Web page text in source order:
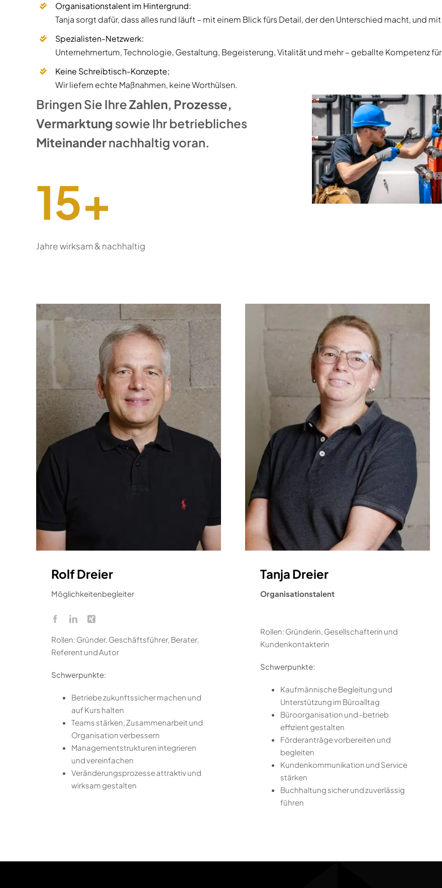
Organisationstalent im Hintergrund:
Tanja sorgt dafür, dass alles rund läuft – mit einem Blick fürs Detail, der den Unterschied macht, und
Spezialisten-Netzwerk:
Unternehmertum, Technologie, Gestaltung, Begeisterung, Vitalität und mehr – geballte Kompetenz
Keine Schreibtisch-Konzepte;
Wir liefern echte Maßnahmen, keine Worthülsen.
Bringen Sie IhreZahlen, Prozesse,
Vermarktung sowie Ihr betriebliches
Miteinandernachhaltig voran.
15+
Jahre wirksam & nachhaltig
Rolf Dreier
Möglichkeitenbegleiter
Rollen: Gründer, Geschäftsführer, Berater,
Referent und Autor
Schwerpunkte:
Betriebe zukunftssicher machen und
auf Kurs halten
Teams stärken, Zusammenarbeit und
Organisation verbessern
Managementstrukturen integrieren
und vereinfachen
Veränderungsprozesse attraktiv und
wirksam gestalten
Tanja Dreier
Organisationstalent
Rollen: Gründerin, Gesellschafterin und
Kundenkontakterin
Schwerpunkte:
Kaufmännische Begleitung und
Unterstützung im Büroalltag
Büroorganisation und -betrieb
effizient gestalten
Förderanträge vorbereiten und
begleiten
Kundenkommunikation und Service
stärken
Buchhaltung sicher und zuverlässig
führen